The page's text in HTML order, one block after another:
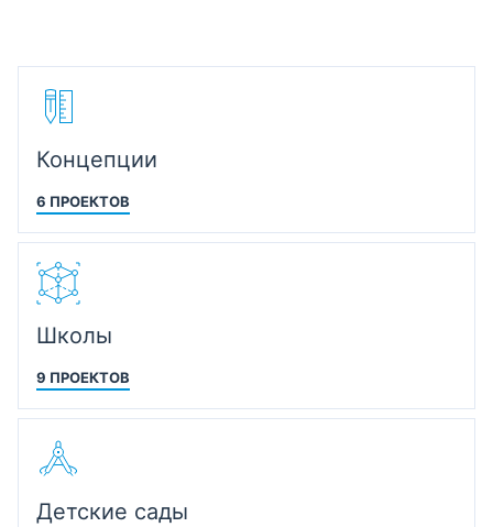
Концепции
6 ПРОЕКТОВ
Школы
9 ПРОЕКТОВ
Детские сады